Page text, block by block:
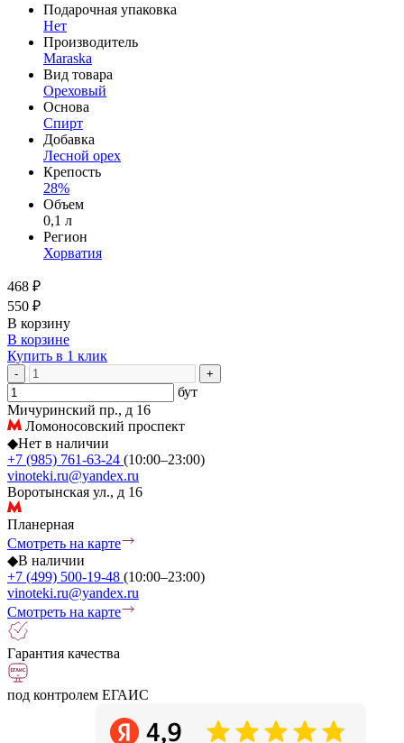
Подарочная упаковка
Нет
Производитель
Maraska
Вид товара
Ореховый
Основа
Спирт
Добавка
Лесной орех
Крепость
28%
Объем
0,1 л
Регион
Хорватия
468 ₽
550 ₽
В корзину
В корзине
Купить в 1 клик
- +
бут
Мичуринский пр., д 16
Ломоносовский проспект
◆Нет в наличии
+7 (985) 761-63-24 (10:00–23:00)
vinoteki.ru@yandex.ru
Воротынская ул., д 16
Планерная
Смотреть на карте
◆В наличии
+7 (499) 500-19-48 (10:00–23:00)
vinoteki.ru@yandex.ru
Смотреть на карте
Гарантия качества
под контролем ЕГАИС